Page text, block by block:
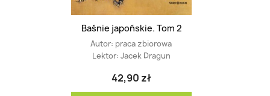
Baśnie japońskie. Tom 2
Autor: praca zbiorowa
Lektor: Jacek Dragun
42,90 zł